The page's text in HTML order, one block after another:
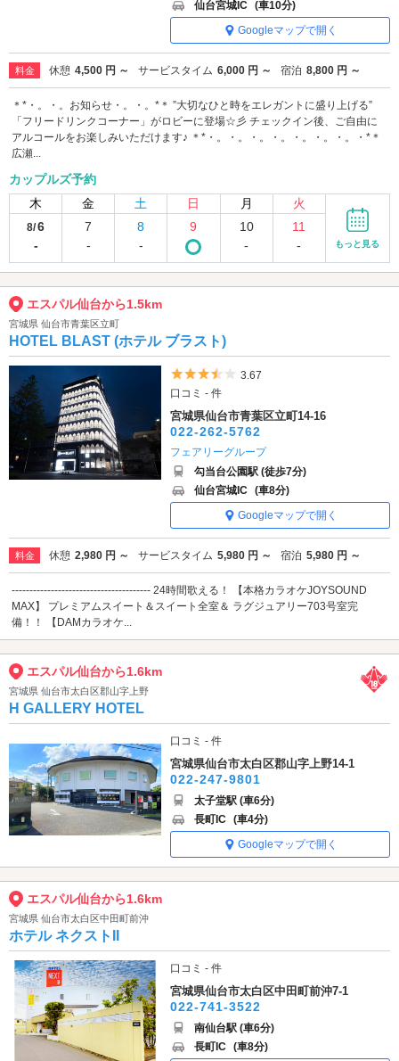
仙台宮城IC (車10分)
Googleマップで開く
料金 休憩 4,500 円 ～ サービスタイム 6,000 円 ～ 宿泊 8,800 円 ～
＊*・。・。お知らせ・。・。*＊ ”大切なひと時をエレガントに盛り上げる”
「フリードリンクコーナー」がロビーに登場☆彡 チェックイン後、ご自由に
アルコールをお楽しみいただけます♪ ＊*・。・。・。・。・。・。・。・*＊
広瀬...
カップルズ予約
木
金 土 日 月 火
8/6
-
7
-
8
-
9
10
-
11
-
もっと見る
エスパル仙台から1.5km
宮城県 仙台市青葉区立町
HOTEL BLAST (ホテル ブラスト)
5つ星のうち3.5
3.67
口コミ - 件
宮城県仙台市青葉区立町14-16
022-262-5762
フェアリーグループ
勾当台公園駅 (徒歩7分)
仙台宮城IC (車8分)
Googleマップで開く
料金 休憩 2,980 円 ～ サービスタイム 5,980 円 ～ 宿泊 5,980 円 ～
--------------------------------------- 24時間歌える！ 【本格カラオケJOYSOUND
MAX】 プレミアムスイート＆スイート全室＆ ラグジュアリー703号室完
備！！ 【DAMカラオケ...
エスパル仙台から1.6km
宮城県 仙台市太白区郡山字上野
H GALLERY HOTEL
口コミ - 件
宮城県仙台市太白区郡山字上野14-1
022-247-9801
太子堂駅 (車6分)
長町IC (車4分)
Googleマップで開く
エスパル仙台から1.6km
宮城県 仙台市太白区中田町前沖
ホテル ネクストII
口コミ - 件
宮城県仙台市太白区中田町前沖7-1
022-741-3522
南仙台駅 (車6分)
長町IC (車8分)